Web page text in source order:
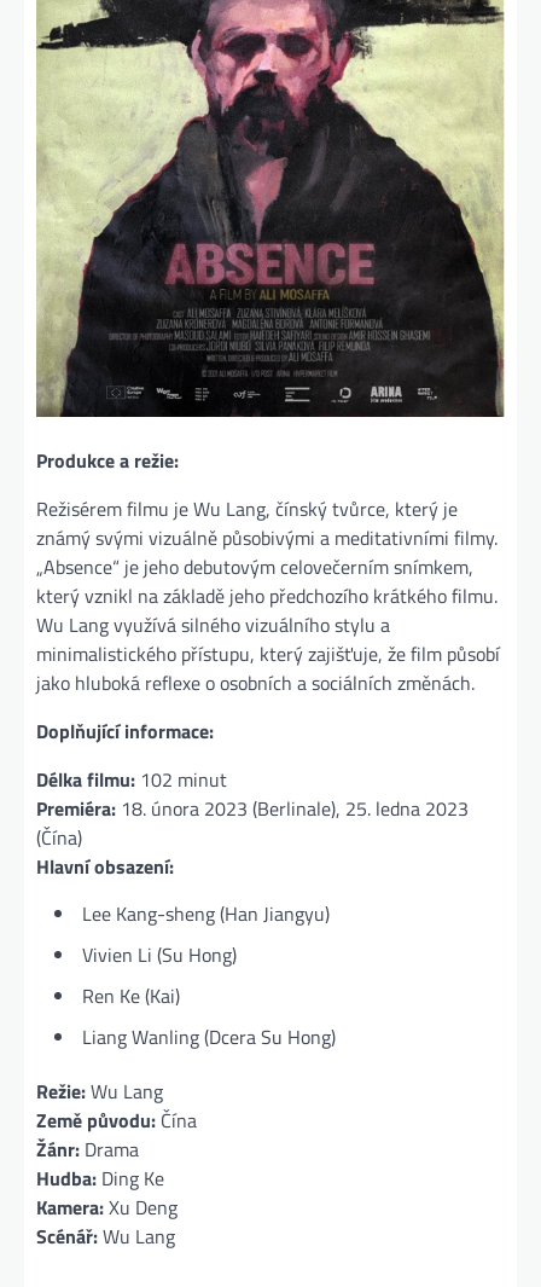
Produkce a režie:
Režisérem filmu je Wu Lang, čínský tvůrce, který je
známý svými vizuálně působivými a meditativními filmy.
„Absence“ je jeho debutovým celovečerním snímkem,
který vznikl na základě jeho předchozího krátkého filmu.
Wu Lang využívá silného vizuálního stylu a
minimalistického přístupu, který zajišťuje, že film působí
jako hluboká reflexe o osobních a sociálních změnách.
Doplňující informace:
Délka filmu: 102 minut
Premiéra: 18. února 2023 (Berlinale), 25. ledna 2023
(Čína)
Hlavní obsazení:
Lee Kang-sheng (Han Jiangyu)
Vivien Li (Su Hong)
Ren Ke (Kai)
Liang Wanling (Dcera Su Hong)
Režie:Wu Lang
Země původu: Čína
Žánr: Drama
Hudba: Ding Ke
Kamera:Xu Deng
Scénář:Wu Lang